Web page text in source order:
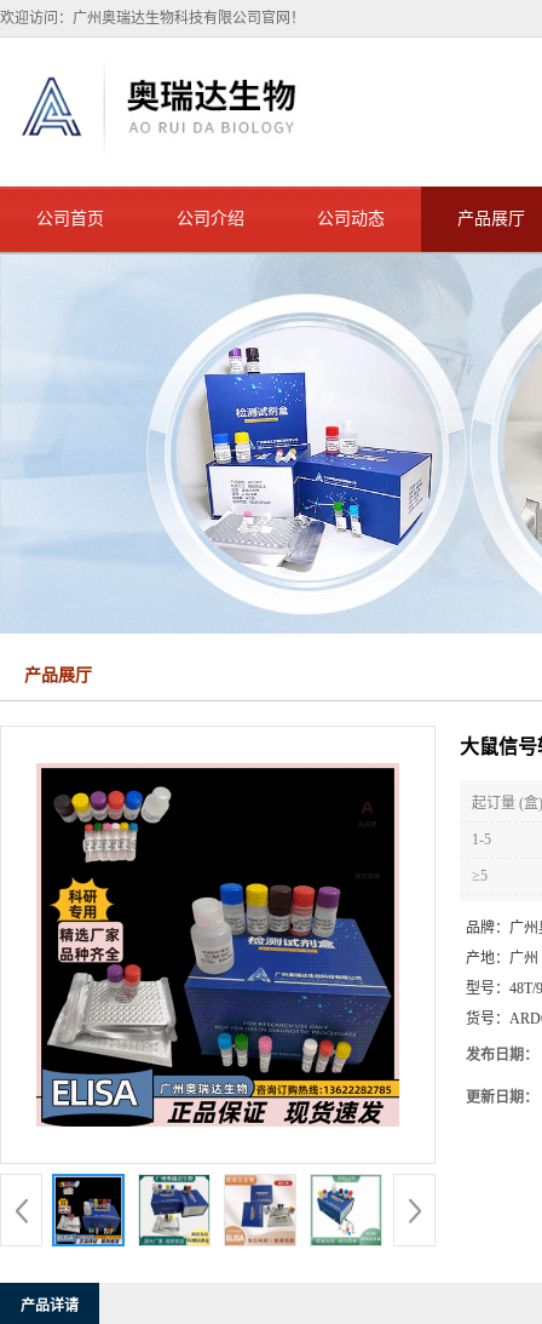
欢迎访问：广州奥瑞达生物科技有限公司官网！
公司首页 公司介绍 公司动态 产品展厅
产品展厅
大鼠信
起订量 (盒)
1-5
≥5
品牌： 广州
产地： 广州
型号： 48T/
货号：
发布日期：
更新日期：
产品详请